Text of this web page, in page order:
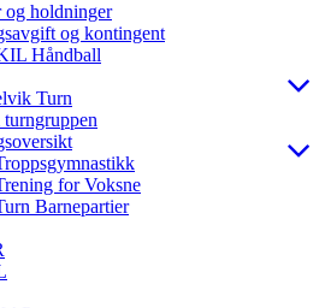
og holdninger
og kontingent
Håndball
Turn
turngruppen
for Voksne
Barnepartier